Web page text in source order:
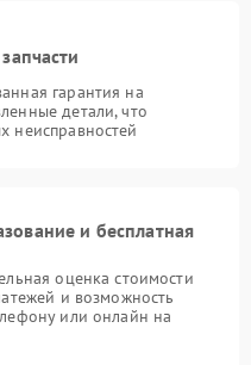
гарантия на
детали, что
неисправностей
и бесплатная
оценка стоимости
и возможность
или онлайн на